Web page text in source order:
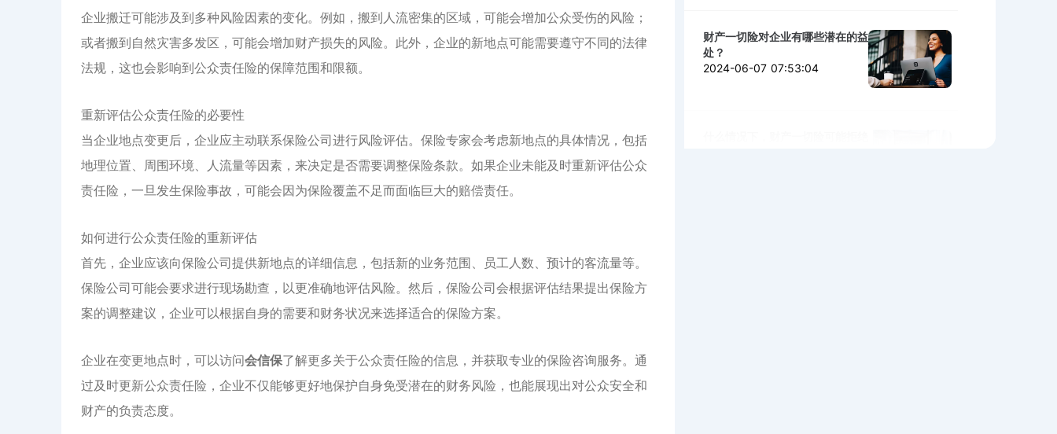
企业搬迁可能涉及到多种风险因素的变化。例如，搬到人流密集的区域，可能会增加公众受伤的风险；
或者搬到自然灾害多发区，可能会增加财产损失的风险。此外，企业的新地点可能需要遵守不同的法律
法规，这也会影响到公众责任险的保障范围和限额。
重新评估公众责任险的必要性
当企业地点变更后，企业应主动联系保险公司进行风险评估。保险专家会考虑新地点的具体情况，包括
地理位置、周围环境、人流量等因素，来决定是否需要调整保险条款。如果企业未能及时重新评估公众
责任险，一旦发生保险事故，可能会因为保险覆盖不足而面临巨大的赔偿责任。
如何进行公众责任险的重新评估
首先，企业应该向保险公司提供新地点的详细信息，包括新的业务范围、员工人数、预计的客流量等。
保险公司可能会要求进行现场勘查，以更准确地评估风险。然后，保险公司会根据评估结果提出保险方
案的调整建议，企业可以根据自身的需要和财务状况来选择适合的保险方案。
企业在变更地点时，可以访问会信保了解更多关于公众责任险的信息，并获取专业的保险咨询服务。通
过及时更新公众责任险，企业不仅能够更好地保护自身免受潜在的财务风险，也能展现出对公众安全和
财产的负责态度。
财产一切险对企业有哪些潜在的益
处？
2024-06-07 07:53:04